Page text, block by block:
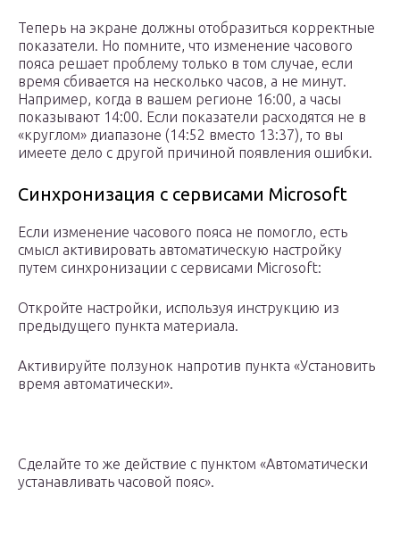
Теперь на экране должны отобразиться корректные
показатели. Но помните, что изменение часового
пояса решает проблему только в том случае, если
время сбивается на несколько часов, а не минут.
Например, когда в вашем регионе 16:00, а часы
показывают 14:00. Если показатели расходятся не в
«круглом» диапазоне (14:52 вместо 13:37), то вы
имеете дело с другой причиной появления ошибки.
Синхронизация с сервисами Microsoft
Если изменение часового пояса не помогло, есть
смысл активировать автоматическую настройку
путем синхронизации с сервисами Microsoft:
Откройте настройки, используя инструкцию из
предыдущего пункта материала.
Активируйте ползунок напротив пункта «Установить
время автоматически».
Сделайте то же действие с пунктом «Автоматически
устанавливать часовой пояс».